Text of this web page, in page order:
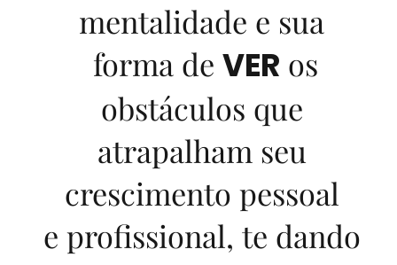
mentalidade e sua
forma deVER os
obstáculos que
atrapalham seu
crescimento pessoal
e profissional, te dando